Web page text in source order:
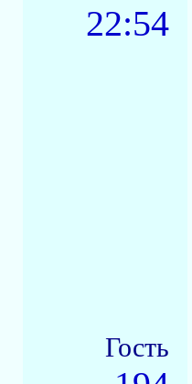
22:54
Гость